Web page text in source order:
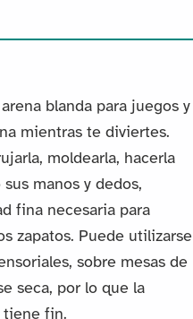
blanda para juegos y
mientras te diviertes.
moldearla, hacerla
manos y dedos,
fina necesaria para
zapatos. Puede utilizarse
sobre mesas de
seca, por lo que la
tiene fin.